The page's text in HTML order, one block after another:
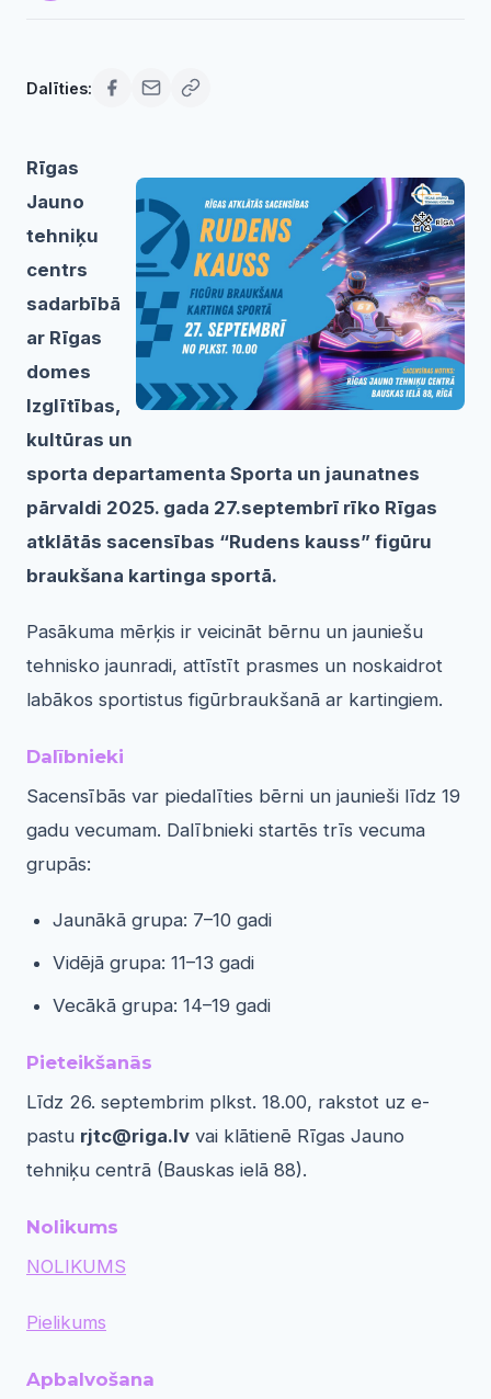
Dalīties:
Rīgas
Jauno
tehniķu
centrs
sadarbībā
ar Rīgas
domes
Izglītības,
kultūras un
sporta departamenta Sporta un jaunatnes
pārvaldi 2025. gada 27.septembrī rīko Rīgas
atklātās sacensības “Rudens kauss” figūru
braukšana kartinga sportā.
Pasākuma mērķis ir veicināt bērnu un jauniešu
tehnisko jaunradi, attīstīt prasmes un noskaidrot
labākos sportistus figūrbraukšanā ar kartingiem.
Dalībnieki
Sacensībās var piedalīties bērni un jaunieši līdz 19
gadu vecumam. Dalībnieki startēs trīs vecuma
grupās:
Jaunākā grupa: 7–10 gadi
Vidējā grupa: 11–13 gadi
Vecākā grupa: 14–19 gadi
Pieteikšanās
Līdz 26. septembrim plkst. 18.00, rakstot uz e-
pastu rjtc@riga.lv vai klātienē Rīgas Jauno
tehniķu centrā (Bauskas ielā 88).
Nolikums
NOLIKUMS
Pielikums
Apbalvošana